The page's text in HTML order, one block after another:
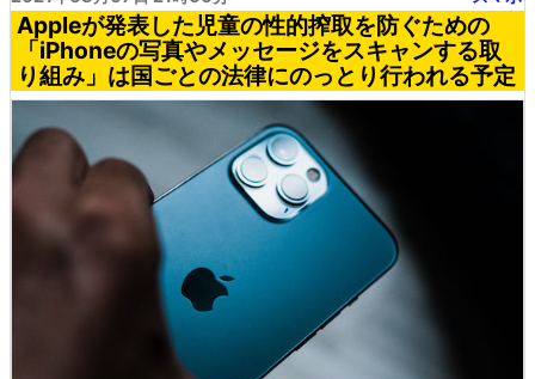
Appleが発表した児童の性的搾取を防ぐための
「iPhoneの写真やメッセージをスキャンする取
り組み」は国ごとの法律にのっとり行われる予定